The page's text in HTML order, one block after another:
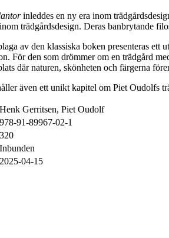
inleddes en ny era inom
trädgårdsdesign. Deras banbrytande
av den klassiska boken presenteras
För den som drömmer om en trädgård
där naturen, skönheten och färgerna
även ett unikt kapitel om Piet Oudolfs
Henk Gerritsen, Piet Oudolf
978-91-89967-02-1
320
Inbunden
2025-04-15